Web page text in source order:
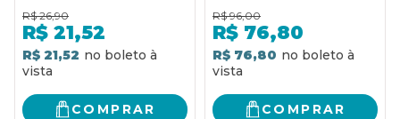
R$ 26,90
R$ 21,52
R$ 21,52
COMPRAR
R$ 96,00
R$ 76,80
R$ 76,80
COMPRAR